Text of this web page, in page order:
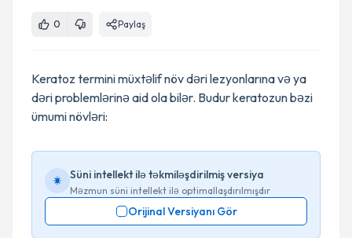
0 Paylaş
Keratoz termini müxtəlif növ dəri lezyonlarına və ya
dəri problemlərinə aid ola bilər. Budur keratozun bəzi
ümumi növləri:
Süni intellekt ilə təkmiləşdirilmiş versiya
Məzmun süni intellekt ilə optimallaşdırılmışdır
Orijinal Versiyanı Gör